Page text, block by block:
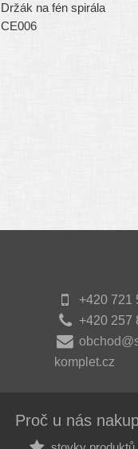
Držák na fén spirála
CE006
+420 721
+420 257
komplet.cz
Proč u nás